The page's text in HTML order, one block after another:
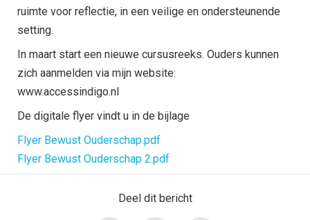
ruimte voor reflectie, in een veilige en ondersteunende
setting.
In maart start een nieuwe cursusreeks. Ouders kunnen
zich aanmelden via mijn website:
www.accessindigo.nl
De digitale flyer vindt u in de bijlage
Flyer Bewust Ouderschap.pdf
Flyer Bewust Ouderschap 2.pdf
Deel dit bericht